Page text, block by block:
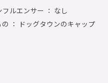
ルエンサー ： なし
： ドッグタウンのキャップ